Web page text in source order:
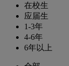
在校生
应届生
1-3年
4-6年
6年以上